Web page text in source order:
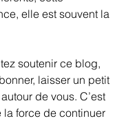
elle est souvent la
soutenir ce blog,
laisser un petit
de vous. C’est
force de continuer